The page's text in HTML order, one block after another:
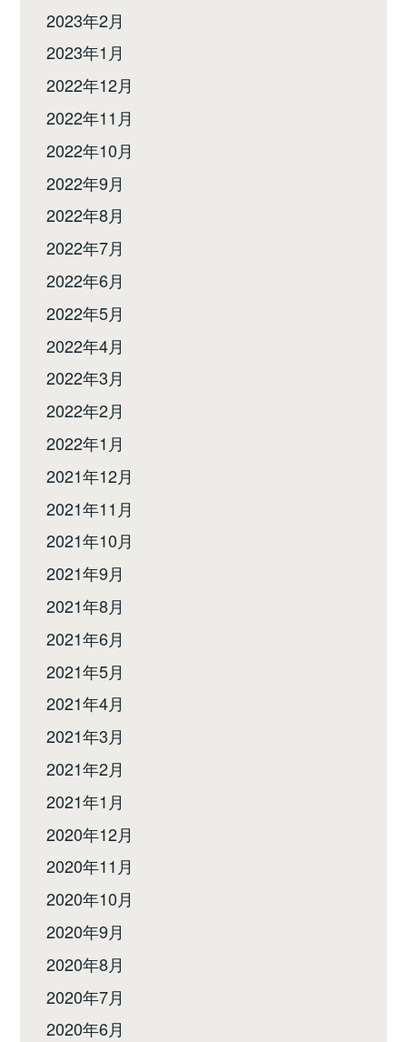
2023年2月
2023年1月
2022年12月
2022年11月
2022年10月
2022年9月
2022年8月
2022年7月
2022年6月
2022年5月
2022年4月
2022年3月
2022年2月
2022年1月
2021年12月
2021年11月
2021年10月
2021年9月
2021年8月
2021年6月
2021年5月
2021年4月
2021年3月
2021年2月
2021年1月
2020年12月
2020年11月
2020年10月
2020年9月
2020年8月
2020年7月
2020年6月